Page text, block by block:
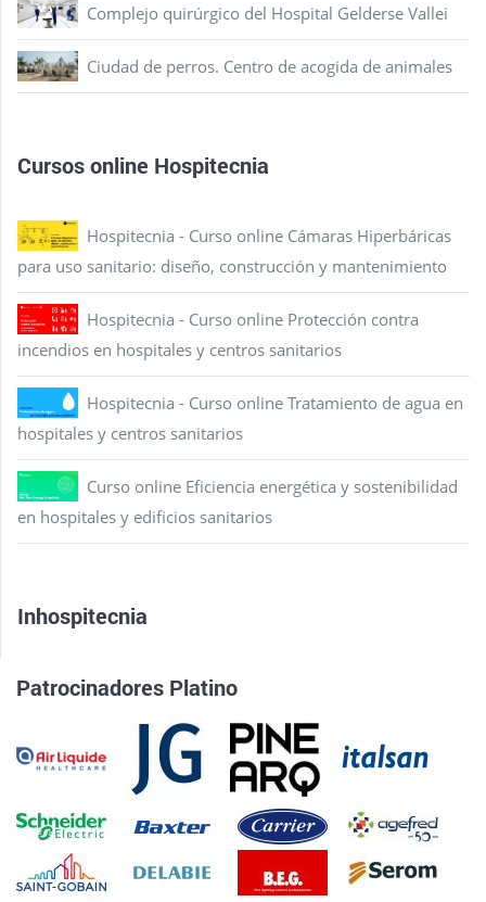
Complejo quirúrgico del Hospital Gelderse Vallei
Ciudad de perros. Centro de acogida de animales
Cursos online Hospitecnia
Hospitecnia - Curso online Cámaras Hiperbáricas
para uso sanitario: diseño, construcción y mantenimiento
Hospitecnia - Curso online Protección contra
incendios en hospitales y centros sanitarios
Hospitecnia - Curso online Tratamiento de agua en
hospitales y centros sanitarios
Curso online Eficiencia energética y sostenibilidad
en hospitales y edificios sanitarios
Inhospitecnia
Patrocinadores Platino